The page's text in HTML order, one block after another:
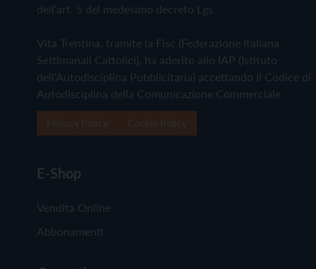
dell'art. 5 del medesimo decreto Lgs.
Vita Trentina, tramite la Fisc (Federazione Italiana
Settimanali Cattolici), ha aderito allo IAP (Istituto
dell'Autodisciplina Pubblicitaria) accettando il Codice di
Autodisciplina della Comunicazione Commerciale
E-Shop
Vendita Online
Abbonamenti